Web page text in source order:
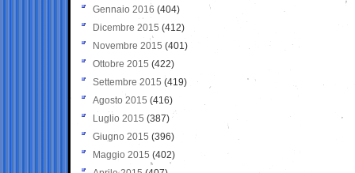
Gennaio 2016 (404)
Dicembre 2015 (412)
Novembre 2015 (401)
Ottobre 2015 (422)
Settembre 2015 (419)
Agosto 2015 (416)
Luglio 2015 (387)
Giugno 2015 (396)
Maggio 2015 (402)